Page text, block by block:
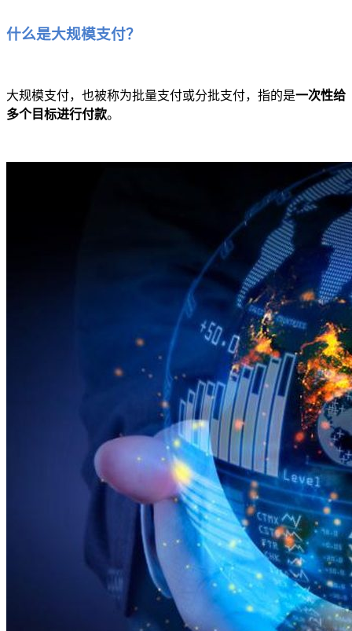
什么是大规模支付？
大规模支付，也被称为批量支付或分批支付，指的是一次性给
多个目标进行付款。